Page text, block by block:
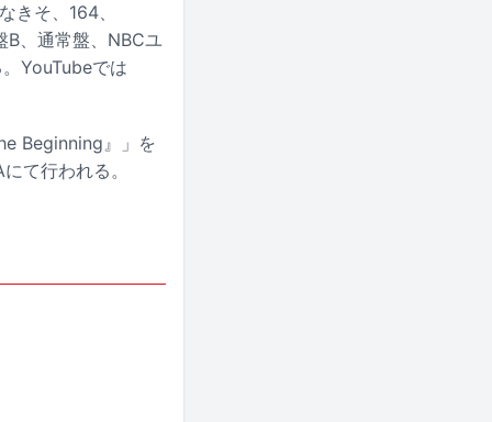
きそ、164、
B、通常盤、NBCユ
YouTubeでは
Beginning』」を
て行われる。